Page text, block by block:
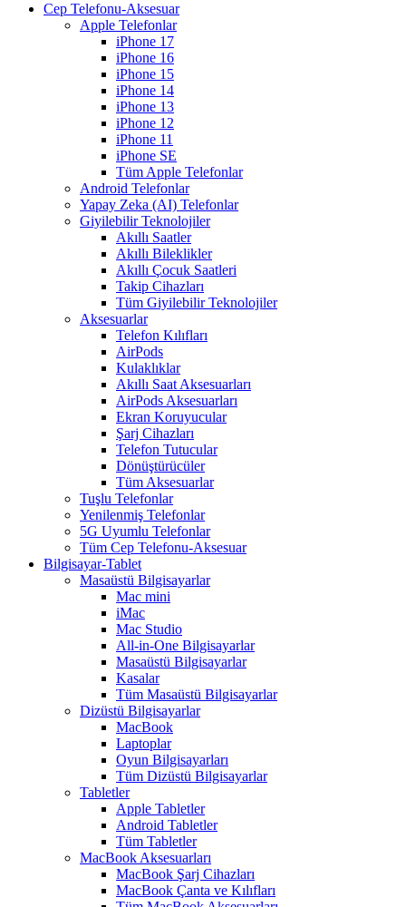
Cep Telefonu-Aksesuar
Apple Telefonlar
iPhone 17
iPhone 16
iPhone 15
iPhone 14
iPhone 13
iPhone 12
iPhone 11
iPhone SE
Tüm Apple Telefonlar
Android Telefonlar
Yapay Zeka (AI) Telefonlar
Giyilebilir Teknolojiler
Akıllı Saatler
Akıllı Bileklikler
Akıllı Çocuk Saatleri
Takip Cihazları
Tüm Giyilebilir Teknolojiler
Aksesuarlar
Telefon Kılıfları
AirPods
Kulaklıklar
Akıllı Saat Aksesuarları
AirPods Aksesuarları
Ekran Koruyucular
Şarj Cihazları
Telefon Tutucular
Dönüştürücüler
Tüm Aksesuarlar
Tuşlu Telefonlar
Yenilenmiş Telefonlar
5G Uyumlu Telefonlar
Tüm Cep Telefonu-Aksesuar
Bilgisayar-Tablet
Masaüstü Bilgisayarlar
Mac mini
iMac
Mac Studio
All-in-One Bilgisayarlar
Masaüstü Bilgisayarlar
Kasalar
Tüm Masaüstü Bilgisayarlar
Dizüstü Bilgisayarlar
MacBook
Laptoplar
Oyun Bilgisayarları
Tüm Dizüstü Bilgisayarlar
Tabletler
Apple Tabletler
Android Tabletler
Tüm Tabletler
MacBook Aksesuarları
MacBook Şarj Cihazları
MacBook Çanta ve Kılıfları